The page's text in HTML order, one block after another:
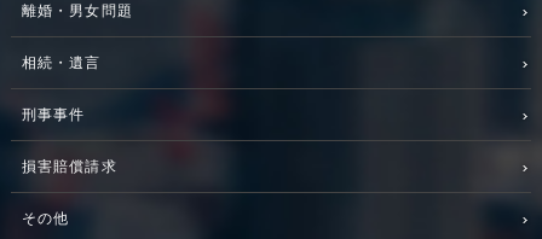
離婚・男女問題
相続・遺言
刑事事件
損害賠償請求
その他